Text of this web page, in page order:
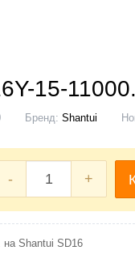
15-11000.
Бренд: Shantui
- +
на Shantui SD16